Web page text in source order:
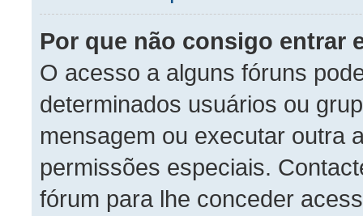
Por que não consigo entrar
O acesso a alguns fóruns
determinados usuários ou
mensagem ou executar outra
permissões especiais.
fórum para lhe conceder